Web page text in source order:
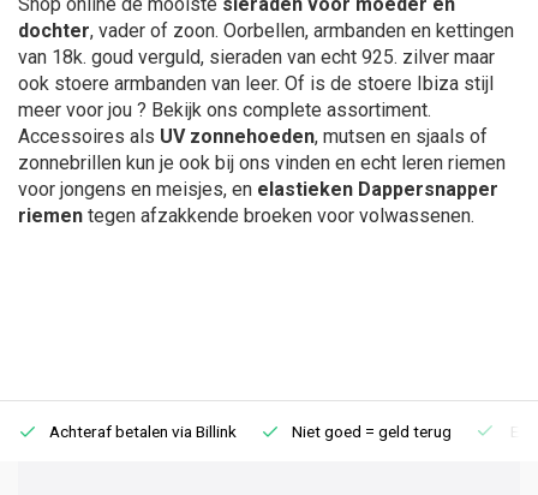
dochter, vader of zoon. Oorbellen, armbanden en kettingen
van 18k. goud verguld, sieraden van echt 925. zilver maar
ook stoere armbanden van leer. Of is de stoere Ibiza stijl
meer voor jou ? Bekijk ons complete assortiment.
Accessoires als UV zonnehoeden, mutsen en sjaals of
zonnebrillen kun je ook bij ons vinden en echt leren riemen
voor jongens en meisjes, en elastieken Dappersnapper
riemen tegen afzakkende broeken voor volwassenen.
Achteraf betalen via Billink Niet goed = geld terug